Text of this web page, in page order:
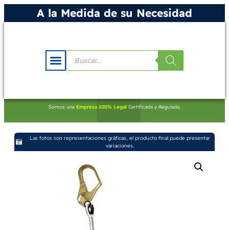
A la Medida de su Necesidad
Somos una Empresa 100% Legal Certificada y Regulada.
Las fotos son representaciones gráficas, el producto final puede presentar
variaciones.